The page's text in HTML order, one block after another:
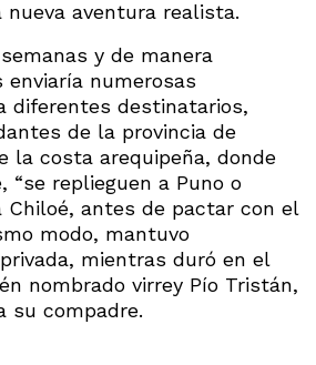
nueva aventura realista.
y de manera
enviaría numerosas
diferentes destinatarios,
de la provincia de
la costa arequipeña, donde
“se replieguen a Puno o
Chiloé, antes de pactar con el
modo, mantuvo
mientras duró en el
nombrado virrey Pío Tristán,
su compadre.